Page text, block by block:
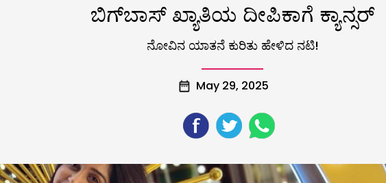
ಬಿಗ್​ಬಾಸ್ ಖ್ಯಾತಿಯ​ ದೀಪಿಕಾಗೆ ಕ್ಯಾನ್ಸರ್
ನೋವಿನ ಯಾತನೆ ಕುರಿತು ಹೇಳಿದ ನಟಿ!
May 29, 2025